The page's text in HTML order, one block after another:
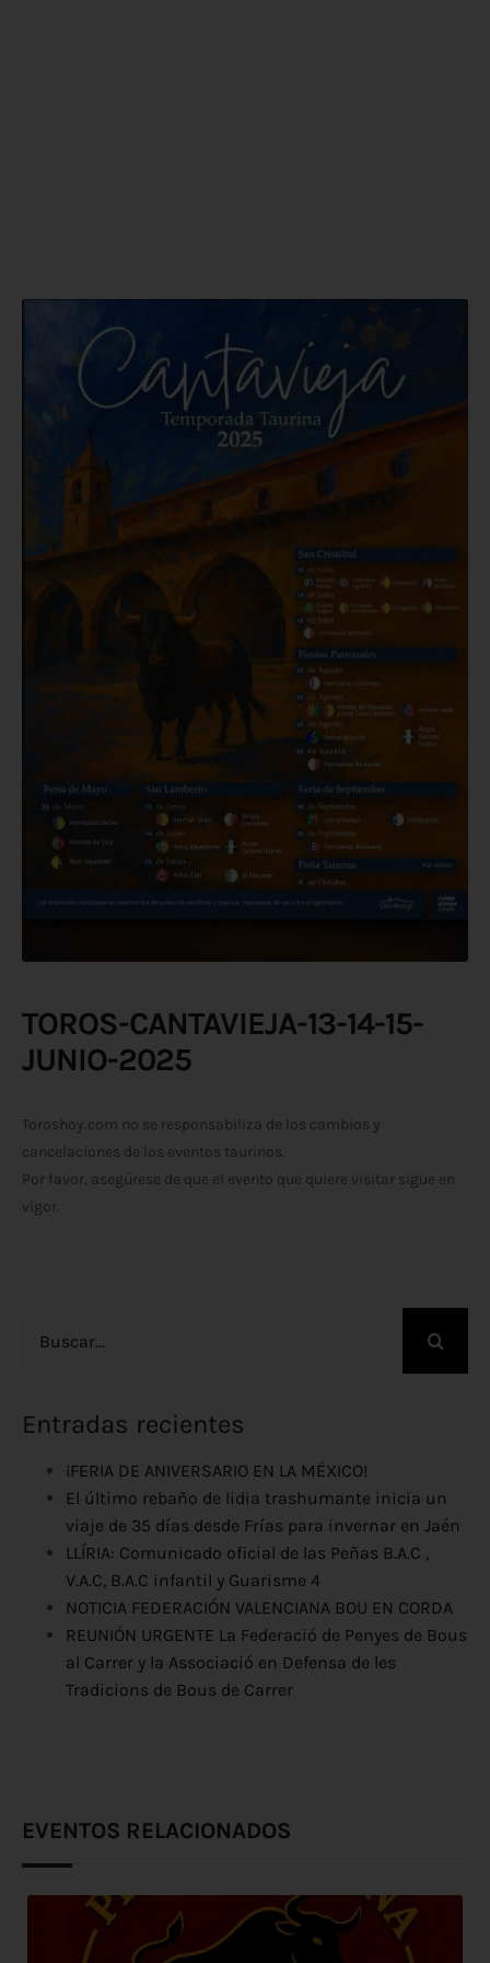
TOROS-CANTAVIEJA-13-14-15-
JUNIO-2025
Toroshoy.com no se responsabiliza de los cambios y
cancelaciones de los eventos taurinos.
Por favor, asegúrese de que el evento que quiere visitar sigue en
vigor.
Entradas recientes
¡FERIA DE ANIVERSARIO EN LA MÉXICO!
El último rebaño de lidia trashumante inicia un
viaje de 35 días desde Frías para invernar en Jaén
LLÍRIA: Comunicado oficial de las Peñas B.A.C ,
V.A.C, B.A.C infantil y Guarisme 4
NOTICIA FEDERACIÓN VALENCIANA BOU EN CORDA
REUNIÓN URGENTE La Federació de Penyes de Bous
al Carrer y la Associació en Defensa de les
Tradicions de Bous de Carrer
EVENTOS RELACIONADOS